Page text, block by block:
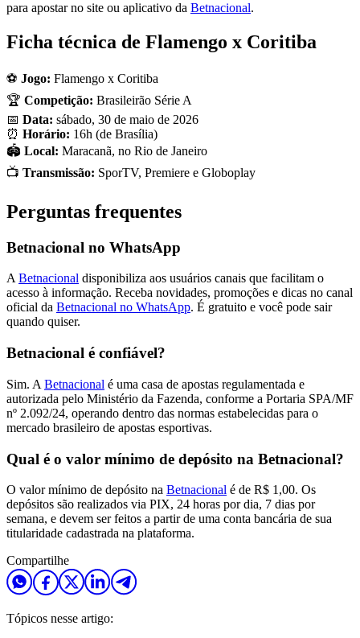
para apostar no site ou aplicativo da Betnacional.
Ficha técnica de Flamengo x Coritiba
⚽ Jogo: Flamengo x Coritiba
🏆 Competição: Brasileirão Série A
📅 Data: sábado, 30 de maio de 2026
⏰ Horário: 16h (de Brasília)
🏟️ Local: Maracanã, no Rio de Janeiro
📺 Transmissão: SporTV, Premiere e Globoplay
Perguntas frequentes
Betnacional no WhatsApp
A Betnacional disponibiliza aos usuários canais que facilitam o
acesso à informação. Receba novidades, promoções e dicas no canal
oficial da Betnacional no WhatsApp. É gratuito e você pode sair
quando quiser.
Betnacional é confiável?
Sim. A Betnacional é uma casa de apostas regulamentada e
autorizada pelo Ministério da Fazenda, conforme a Portaria SPA/MF
nº 2.092/24, operando dentro das normas estabelecidas para o
mercado brasileiro de apostas esportivas.
Qual é o valor mínimo de depósito na Betnacional?
O valor mínimo de depósito na Betnacional é de R$ 1,00. Os
depósitos são realizados via PIX, 24 horas por dia, 7 dias por
semana, e devem ser feitos a partir de uma conta bancária de sua
titularidade cadastrada na plataforma.
Compartilhe
Tópicos nesse artigo: